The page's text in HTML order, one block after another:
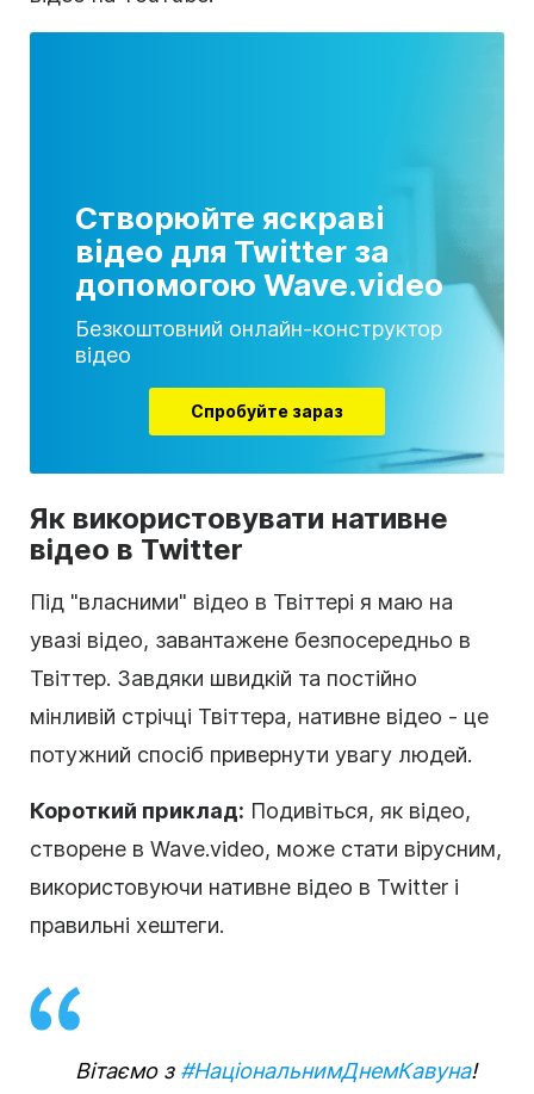
Створюйте яскраві
відео для Twitter за
допомогою Wave.video
Безкоштовний онлайн-конструктор
відео
Спробуйте зараз
Як використовувати нативне
відео в Twitter
Під "власними" відео в Твіттері я маю на
увазі відео, завантажене безпосередньо в
Твіттер. Завдяки швидкій та постійно
мінливій стрічці Твіттера, нативне відео - це
потужний спосіб привернути увагу людей.
Короткий приклад: Подивіться, як відео,
створене в Wave.video, може стати вірусним,
використовуючи нативне відео в Twitter і
правильні хештеги.
Вітаємо з #НаціональнимДнемКавуна!